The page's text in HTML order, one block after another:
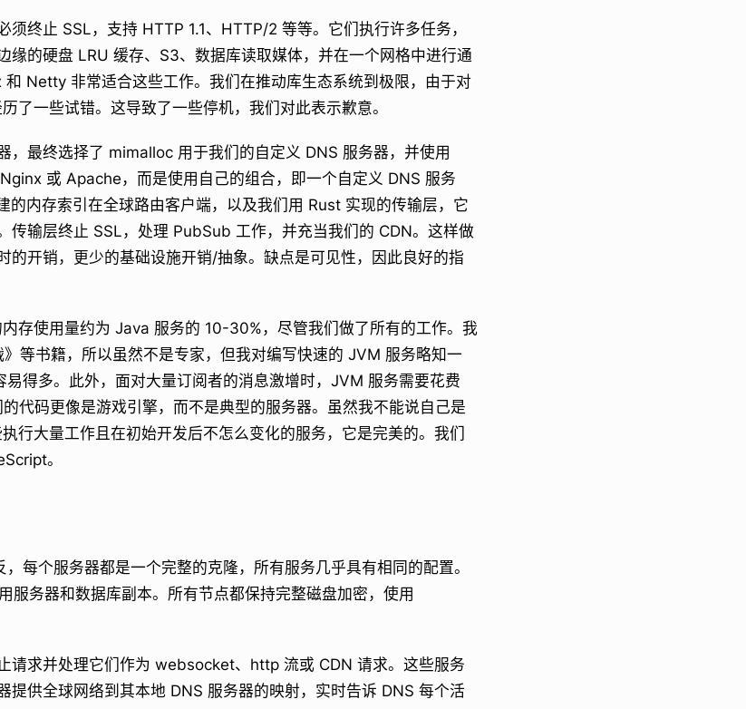
须终止 SSL，支持 HTTP 1.1、HTTP/2 等等。它们执行许多任务，
缘的硬盘 LRU 缓存、S3、数据库读取媒体，并在一个网格中进行通
Netty 非常适合这些工作。我们在推动库生态系统到极限，由于对
了一些试错。这导致了一些停机，我们对此表示歉意。
，最终选择了 mimalloc 用于我们的自定义 DNS 服务器，并使用
或 Apache，而是使用自己的组合，即一个自定义 DNS 服务
内存索引在全球路由客户端，以及我们用 Rust 实现的传输层，它
传输层终止 SSL，处理 PubSub 工作，并充当我们的 CDN。这样做
的开销，更少的基础设施开销/抽象。缺点是可见性，因此良好的指
存使用量约为 Java 服务的 10-30%，尽管我们做了所有的工作。我
等书籍，所以虽然不是专家，但我对编写快速的 JVM 服务略知一
得多。此外，面对大量订阅者的消息激增时，JVM 服务需要花费
代码更像是游戏引擎，而不是典型的服务器。虽然我不能说自己是
行大量工作且在初始开发后不怎么变化的服务，它是完美的。我们
。
，每个服务器都是一个完整的克隆，所有服务几乎具有相同的配置。
服务器和数据库副本。所有节点都保持完整磁盘加密，使用
请求并处理它们作为 websocket、http 流或 CDN 请求。这些服务
提供全球网络到其本地 DNS 服务器的映射，实时告诉 DNS 每个活